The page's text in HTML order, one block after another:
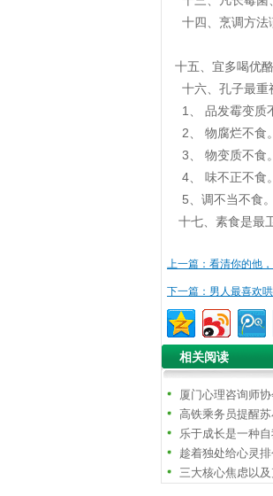
十四、烹调方法
十五、宜多喝优
十六、孔子最重
1、 品发霉变质
2、 物腐烂不食。
3、 物变质不食。
4、 味不正不食。
5、调不当不食。
十七、素食是最
上一篇：看清你的他
下一篇：男人最喜欢
相关阅读
厦门心理咨询师
高铁乘务员提醒苏
乐于成长是一种
趁着独处给心灵
三大核心焦虑以